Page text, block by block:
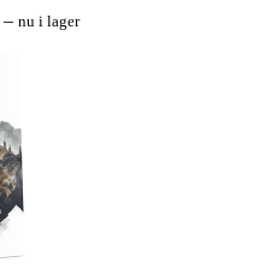
– nu i lager